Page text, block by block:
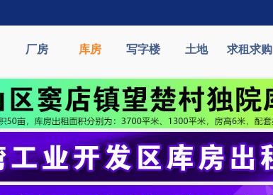
厂房 库房 写字楼 土地 求租求购